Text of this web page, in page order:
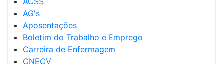
AG's
Aposentações
Boletim do Trabalho e Emprego
Carreira de Enfermagem
CNECV